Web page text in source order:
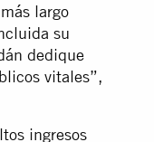
largo
su
dedique
vitales”,
ingresos